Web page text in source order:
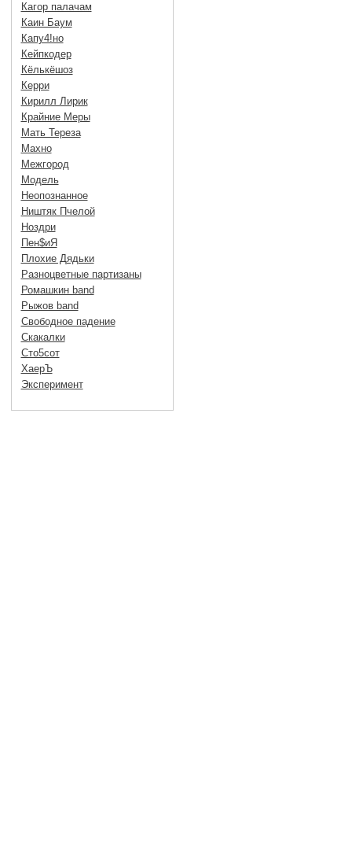
Кагор палачам
Каин Баум
Капу4!но
Кейпкодер
Кёлькёшоз
Керри
Кирилл Лирик
Крайние Меры
Мать Тереза
Махно
Межгород
Модель
Неопознанное
Ништяк Пчелой
Ноздри
Пен$иЯ
Плохие Дядьки
Разноцветные партизаны
Ромашкин band
Рыжов band
Свободное падение
Скакалки
Сто5сот
ХаерЪ
Эксперимент